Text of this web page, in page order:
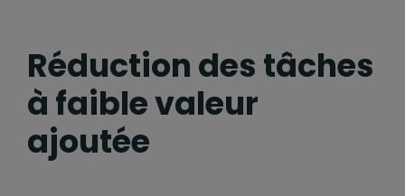
Réduction des tâches
à faible valeur
ajoutée